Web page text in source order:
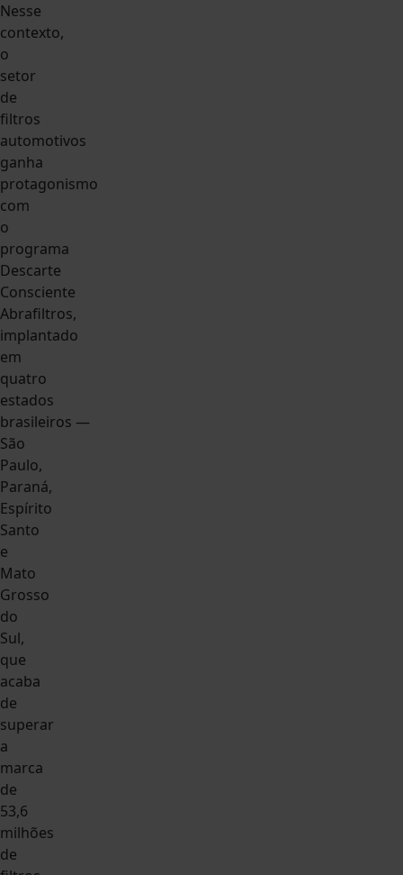
Nesse
contexto,
o
setor
de
filtros
automotivos
ganha
protagonismo
com
o
programa
Descarte
Consciente
Abrafiltros,
implantado
em
quatro
estados
brasileiros —
São
Paulo,
Paraná,
Espírito
Santo
e
Mato
Grosso
do
Sul,
que
acaba
de
superar
a
marca
de
53,6
milhões
de